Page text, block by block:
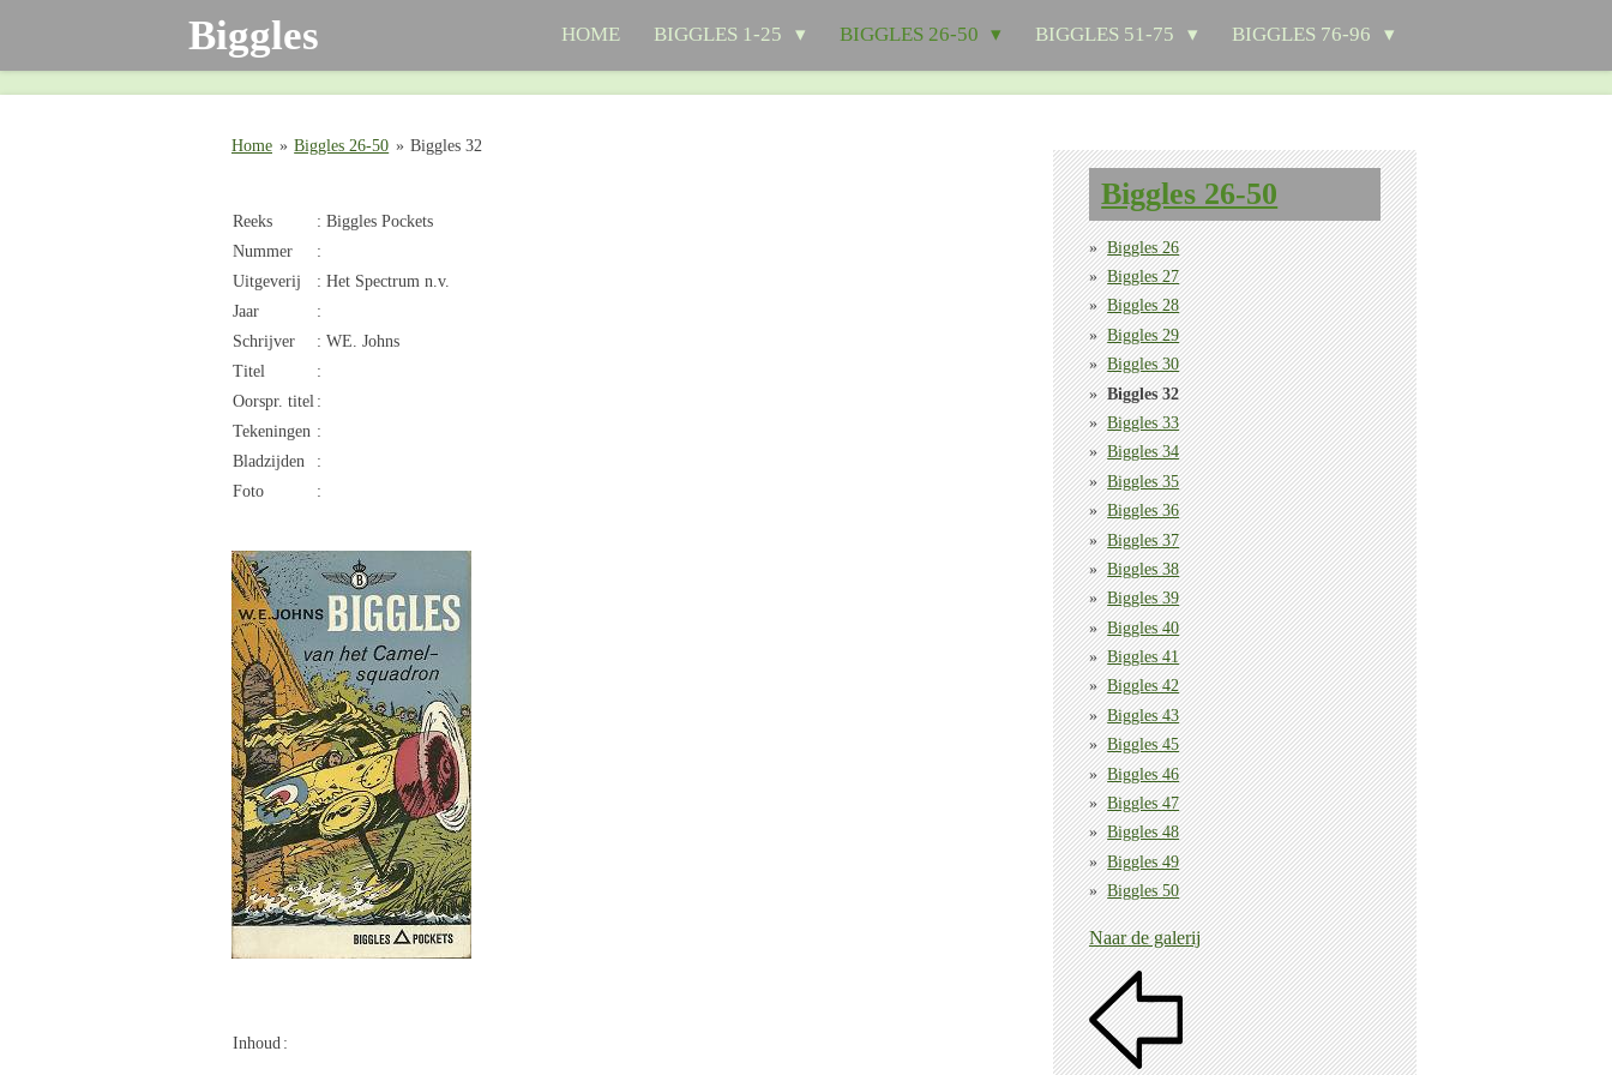
Biggles HOME BIGGLES 1-25 BIGGLES 26-50 BIGGLES 51-75 BIGGLES 76-96
Home » Biggles 26-50 » Biggles 32
Reeks
: Biggles Pockets
Nummer
:
Uitgeverij
: Het Spectrum n.v.
Jaar
:
Schrijver
: WE. Johns
Titel
:
Oorspr. titel :
Tekeningen :
Bladzijden
:
Foto
:
Inhoud :
Biggles 26-50
Biggles 26
Biggles 27
Biggles 28
Biggles 29
Biggles 30
Biggles 32
Biggles 33
Biggles 34
Biggles 35
Biggles 36
Biggles 37
Biggles 38
Biggles 39
Biggles 40
Biggles 41
Biggles 42
Biggles 43
Biggles 45
Biggles 46
Biggles 47
Biggles 48
Biggles 49
Biggles 50
Naar de galerij